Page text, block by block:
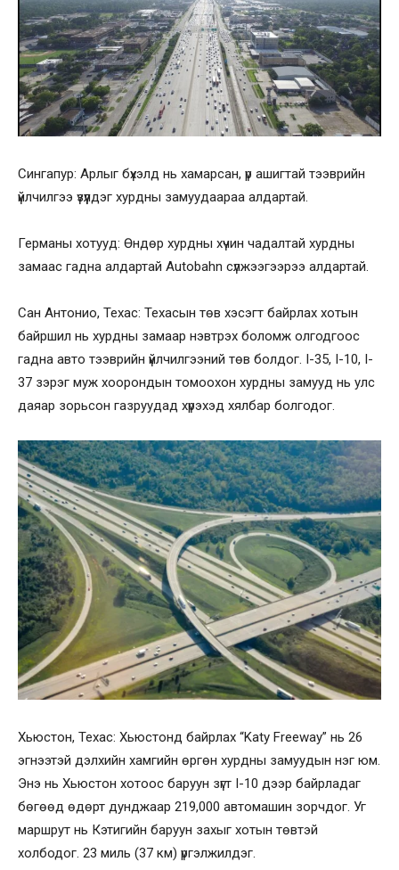
Сингапур: Арлыг бүхэлд нь хамарсан, үр ашигтай тээврийн
үйлчилгээ үзүүлдэг хурдны замуудаараа алдартай.
Германы хотууд: Өндөр хурдны хүчин чадалтай хурдны
замаас гадна алдартай Autobahn сүлжээгээрээ алдартай.
Сан Антонио, Техас: Техасын төв хэсэгт байрлах хотын
байршил нь хурдны замаар нэвтрэх боломж олгодгоос
гадна авто тээврийн үйлчилгээний төв болдог. I-35, I-10, I-
37 зэрэг муж хоорондын томоохон хурдны замууд нь улс
даяар зорьсон газруудад хүрэхэд хялбар болгодог.
Хьюстон, Техас: Хьюстонд байрлах “Katy Freeway” нь 26
эгнээтэй дэлхийн хамгийн өргөн хурдны замуудын нэг юм.
Энэ нь Хьюстон хотоос баруун зүгт I-10 дээр байрладаг
бөгөөд өдөрт дунджаар 219,000 автомашин зорчдог. Уг
маршрут нь Кэтигийн баруун захыг хотын төвтэй
холбодог. 23 миль (37 км) үргэлжилдэг.